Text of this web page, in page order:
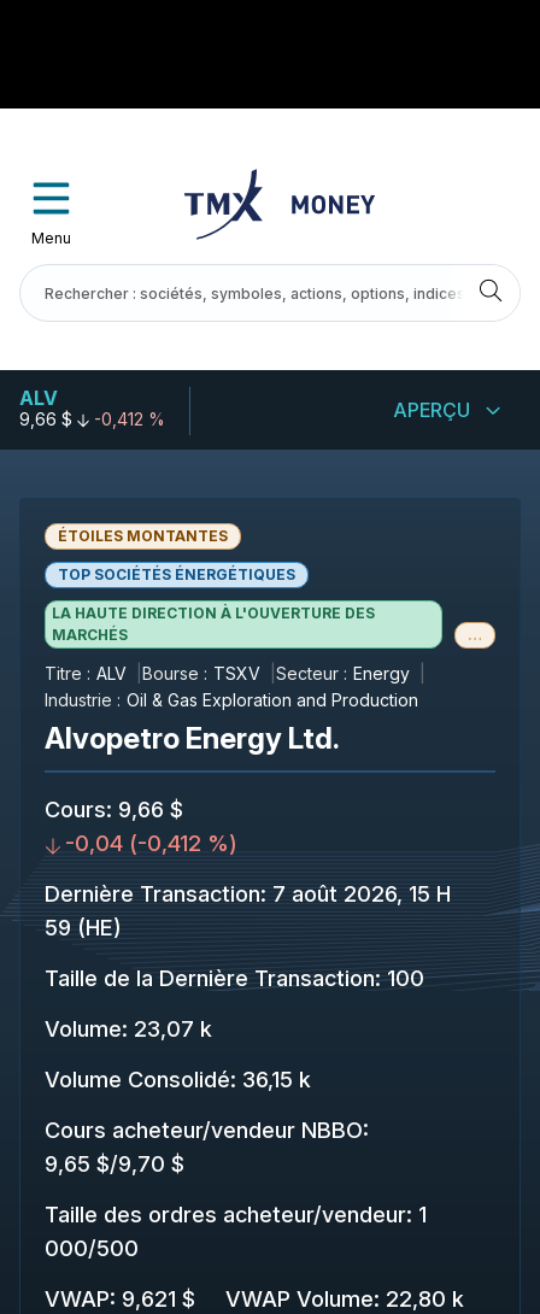
Menu
ALV
9,66 $ -0,412 % APERÇU
ÉTOILES MONTANTES
TOP SOCIÉTÉS ÉNERGÉTIQUES
LA HAUTE DIRECTION À L'OUVERTURE DES
MARCHÉS
…
Titre : ALV Bourse : TSXV Secteur : Energy
Industrie : Oil & Gas Exploration and Production
Alvopetro Energy Ltd.
Cours: 9,66 $
-0,04 (-0,412 %)
Dernière Transaction:7 août 2026, 15 H
59 (HE)
Taille de la Dernière Transaction: 100
Volume: 23,07 k
Volume Consolidé: 36,15 k
Cours acheteur/vendeur NBBO:
9,65 $/9,70 $
Taille des ordres acheteur/vendeur: 1
000/500
VWAP: 9,621 $ VWAP Volume: 22,80 k